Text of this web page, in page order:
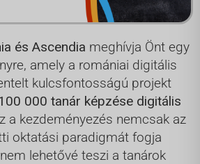
és Ascendia meghívja Önt egy
amely a romániai digitális
kulcsfontosságú projekt
000 tanár képzése digitális
a kezdeményezés nemcsak az
oktatási paradigmát fogja
lehetővé teszi a tanárok